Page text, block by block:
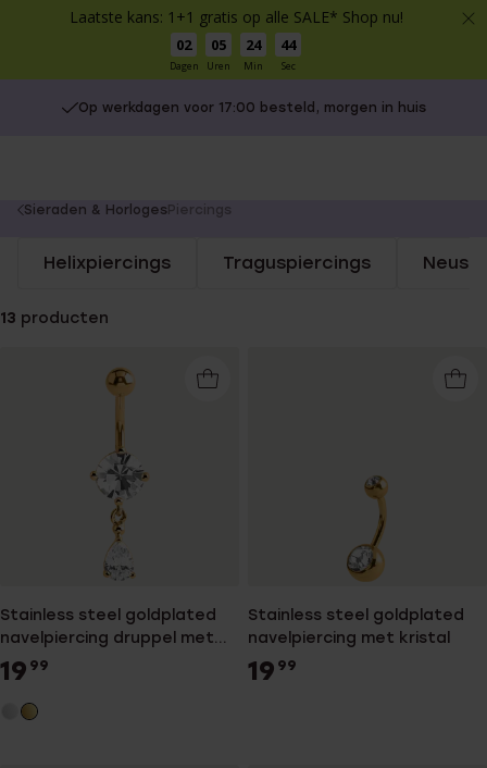
Laatste kans: 1+1 gratis op alle SALE* Shop nu!
02
Dagen
05
Uren
24
Min
44
Sec
Op werkdagen voor 17:00 besteld, morgen in huis
You
here:
Sieraden & HorlogesPiercings
Helixpiercings Traguspiercings
13 producten
Stainless steel goldplated
navelpiercing druppel met
kristal voor dames
19 99
Stainless steel goldplated
navelpiercing met kristal
19 99